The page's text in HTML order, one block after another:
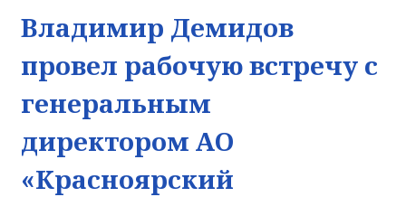
Владимир Демидов
провел рабочую встречу с
генеральным
директором АО
«Красноярский